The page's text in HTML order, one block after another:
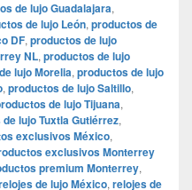
de lujo Guadalajara,
de lujo León, productos de
DF, productos de lujo
NL, productos de lujo
lujo Morelia, productos de lujo
, productos de lujo Saltillo,
de lujo Tijuana,
lujo Tuxtla Gutiérrez,
exclusivos México,
exclusivos Monterrey
premium Monterrey,
de lujo México, relojes de